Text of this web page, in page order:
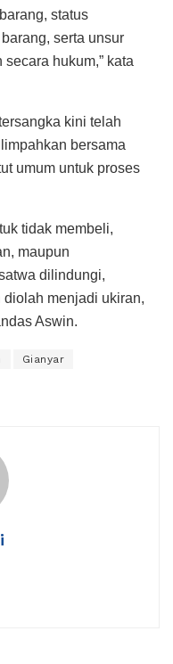
status
serta unsur
hukum,” kata
kini telah
bersama
umum untuk proses
tidak membeli,
maupun
dilindungi,
menjadi ukiran,
Aswin.
Gianyar